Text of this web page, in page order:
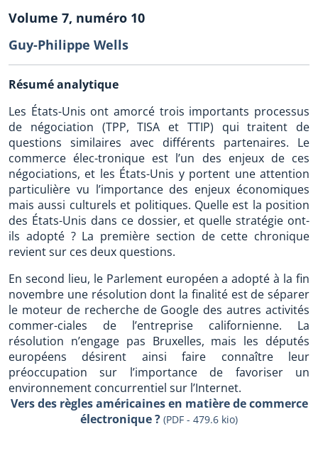
Volume 7, numéro 10
Guy-Philippe Wells
Résumé analytique
Les États-Unis ont amorcé trois importants processus
de négociation (TPP, TISA et TTIP) qui traitent de
questions similaires avec différents partenaires. Le
commerce élec-tronique est l’un des enjeux de ces
négociations, et les États-Unis y portent une attention
particulière vu l’importance des enjeux économiques
mais aussi culturels et politiques. Quelle est la position
des États-Unis dans ce dossier, et quelle stratégie ont-
ils adopté ? La première section de cette chronique
revient sur ces deux questions.
En second lieu, le Parlement européen a adopté à la fin
novembre une résolution dont la finalité est de séparer
le moteur de recherche de Google des autres activités
commer-ciales de l’entreprise californienne. La
résolution n’engage pas Bruxelles, mais les députés
européens désirent ainsi faire connaître leur
préoccupation sur l’importance de favoriser un
environnement concurrentiel sur l’Internet.
Vers des règles américaines en matière de commerce
électronique ? (PDF - 479.6 kio)